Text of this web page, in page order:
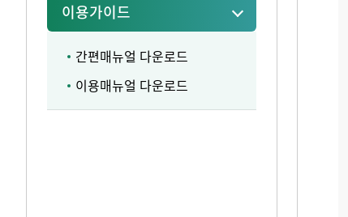
이용가이드
간편매뉴얼 다운로드
이용매뉴얼 다운로드